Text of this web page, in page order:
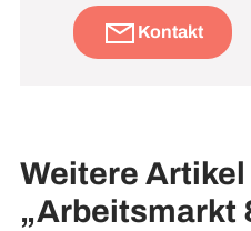
Kontakt
Weitere Artikel
„Arbeitsmarkt